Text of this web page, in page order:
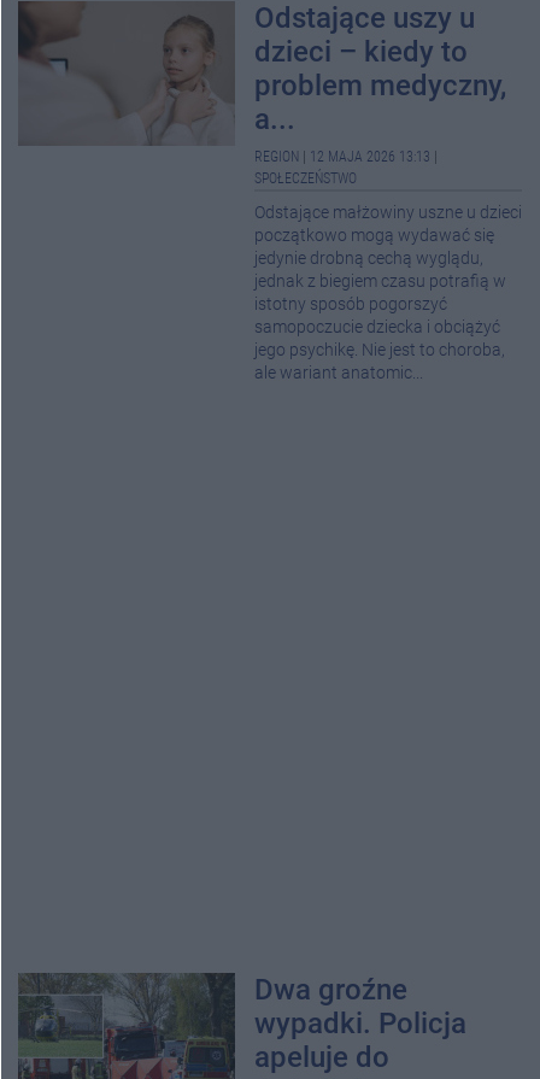
Odstające uszy u
dzieci – kiedy to
problem medyczny,
a...
REGION 12 MAJA 2026 13:13
SPOŁECZEŃSTWO
Odstające małżowiny uszne u dzieci
początkowo mogą wydawać się
jedynie drobną cechą wyglądu,
jednak z biegiem czasu potrafią w
istotny sposób pogorszyć
samopoczucie dziecka i obciążyć
jego psychikę. Nie jest to choroba,
ale wariant anatomic...
Dwa groźne
wypadki. Policja
apeluje do